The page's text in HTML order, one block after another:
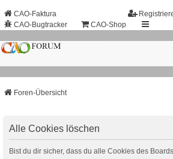
CAO-Faktura
CAO-Bugtracker
CAO-Shop
Foren-Übersicht
Alle Cookies löschen
Bist du dir sicher, dass du alle Cookies des